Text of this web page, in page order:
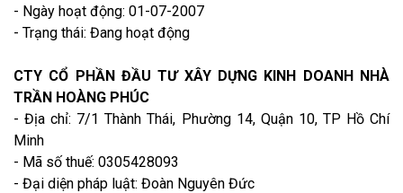
- Ngày hoạt động: 01-07-2007
- Trạng thái: Đang hoạt động
CTY CỔ PHẦN ĐẦU TƯ XÂY DỰNG KINH DOANH NHÀ
TRẦN HOÀNG PHÚC
- Địa chỉ: 7/1 Thành Thái, Phường 14, Quận 10, TP Hồ Chí
Minh
- Mã số thuế: 0305428093
- Đại diện pháp luật: Đoàn Nguyên Đức